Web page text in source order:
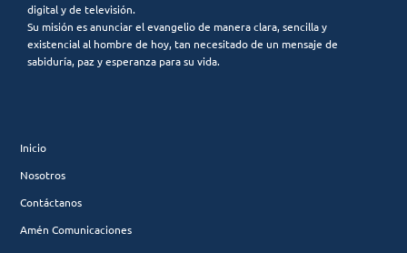
digital y de televisión.
Su misión es anunciar el evangelio de manera clara, sencilla y
existencial al hombre de hoy, tan necesitado de un mensaje de
sabiduría, paz y esperanza para su vida.
Inicio
Nosotros
Contáctanos
Amén Comunicaciones